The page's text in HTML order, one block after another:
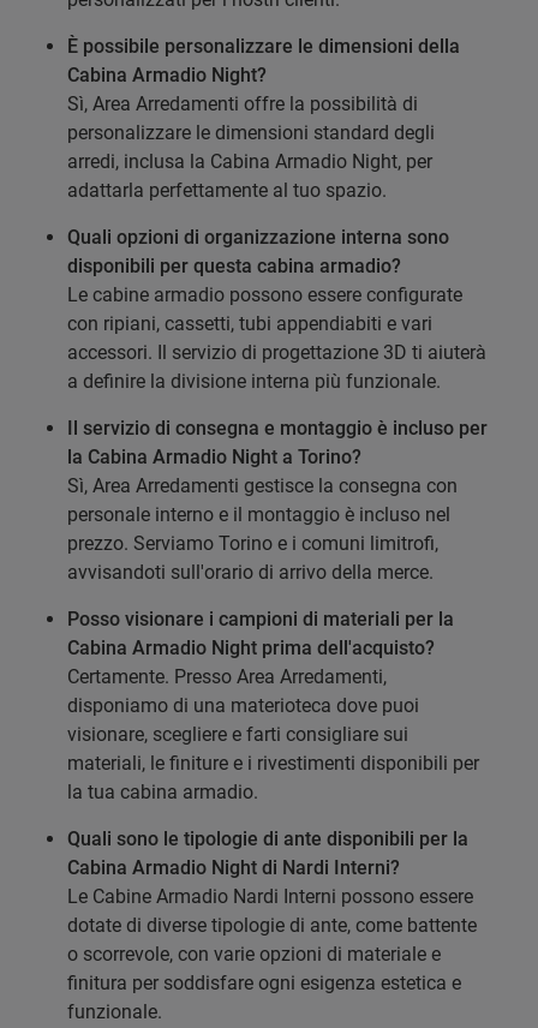
È possibile personalizzare le dimensioni della
Cabina Armadio Night?
Sì, Area Arredamenti offre la possibilità di
personalizzare le dimensioni standard degli
arredi, inclusa la Cabina Armadio Night, per
adattarla perfettamente al tuo spazio.
Quali opzioni di organizzazione interna sono
disponibili per questa cabina armadio?
Le cabine armadio possono essere configurate
con ripiani, cassetti, tubi appendiabiti e vari
accessori. Il servizio di progettazione 3D ti aiuterà
a definire la divisione interna più funzionale.
Il servizio di consegna e montaggio è incluso per
la Cabina Armadio Night a Torino?
Sì, Area Arredamenti gestisce la consegna con
personale interno e il montaggio è incluso nel
prezzo. Serviamo Torino e i comuni limitrofi,
avvisandoti sull'orario di arrivo della merce.
Posso visionare i campioni di materiali per la
Cabina Armadio Night prima dell'acquisto?
Certamente. Presso Area Arredamenti,
disponiamo di una materioteca dove puoi
visionare, scegliere e farti consigliare sui
materiali, le finiture e i rivestimenti disponibili per
la tua cabina armadio.
Quali sono le tipologie di ante disponibili per la
Cabina Armadio Night di Nardi Interni?
Le Cabine Armadio Nardi Interni possono essere
dotate di diverse tipologie di ante, come battente
o scorrevole, con varie opzioni di materiale e
finitura per soddisfare ogni esigenza estetica e
funzionale.